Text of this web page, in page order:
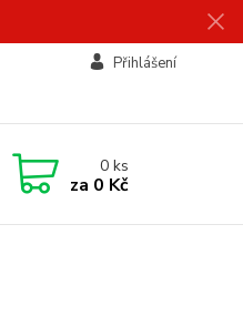
Přihlášení
0ks
za 0 Kč